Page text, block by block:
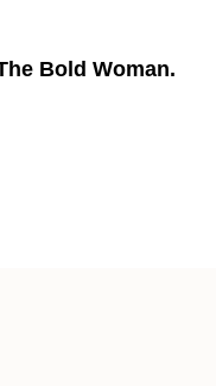
Bold Woman.